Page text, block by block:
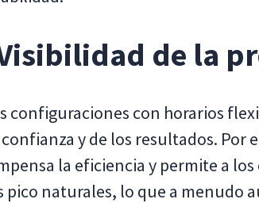
de la
configuraciones con horarios
y de los resultados. Por
la eficiencia y permite a
pico naturales, lo que a menudo